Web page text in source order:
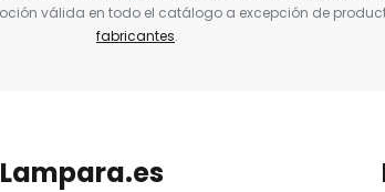
válida en todo el catálogo a excepción de
fabricantes.